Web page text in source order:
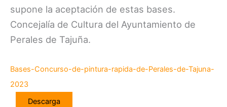
supone la aceptación de estas bases.
Concejalía de Cultura del Ayuntamiento de
Perales de Tajuña.
Bases-Concurso-de-pintura-rapida-de-Perales-de-Tajuna-
2023
Descarga